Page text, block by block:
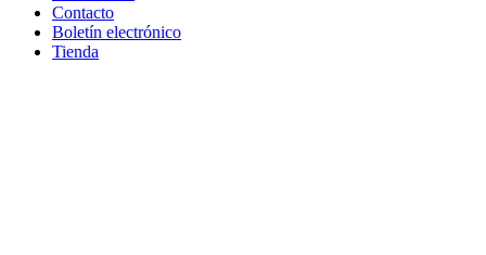
Contacto
Boletín electrónico
Tienda